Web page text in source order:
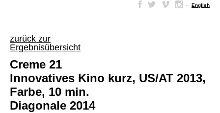
– English
zurück zur
Ergebnisübersicht
Creme 21
Innovatives Kino kurz, US/AT 2013,
Farbe, 10 min.
Diagonale 2014